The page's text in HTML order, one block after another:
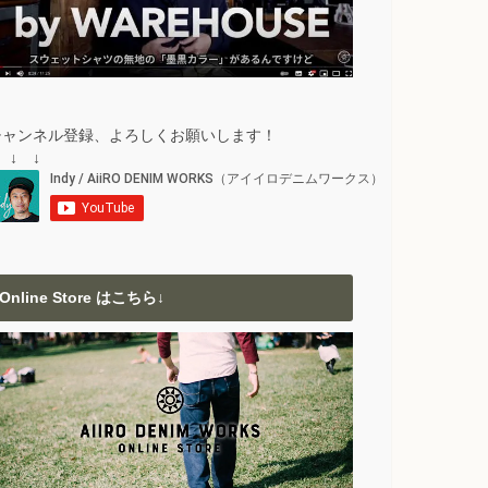
ンネル登録、よろしくお願いします！
↓ ↓
Online Store はこちら↓